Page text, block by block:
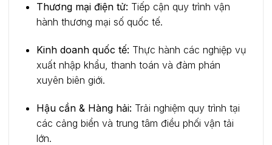
Thương mại điện tử: Tiếp cận quy trình vận
hành thương mại số quốc tế.
Kinh doanh quốc tế: Thực hành các nghiệp vụ
xuất nhập khẩu, thanh toán và đàm phán
xuyên biên giới.
Hậu cần & Hàng hải: Trải nghiệm quy trình tại
các cảng biển và trung tâm điều phối vận tải
lớn.